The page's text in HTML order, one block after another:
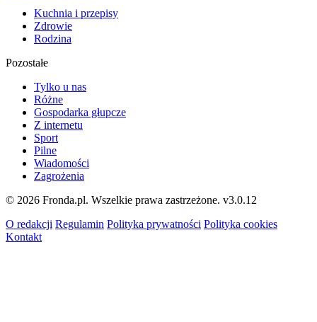
Kuchnia i przepisy
Zdrowie
Rodzina
Pozostałe
Tylko u nas
Różne
Gospodarka głupcze
Z internetu
Sport
Pilne
Wiadomości
Zagrożenia
© 2026 Fronda.pl. Wszelkie prawa zastrzeżone. v3.0.12
O redakcji Regulamin Polityka prywatności Polityka cookies
Kontakt